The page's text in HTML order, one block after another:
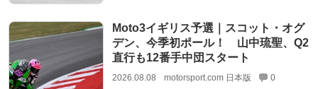
Moto3イギリス予選｜スコット・オグ
デン、今季初ポール！ 山中琉聖、Q2
直行も12番手中団スタート
2026.08.08 motorsport.com 日本版 0